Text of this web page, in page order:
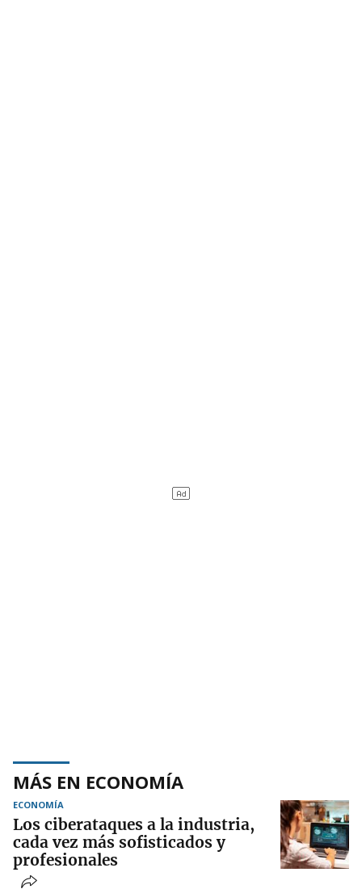
MÁS EN ECONOMÍA
ECONOMÍA
Los ciberataques a la industria,
cada vez más sofisticados y
profesionales